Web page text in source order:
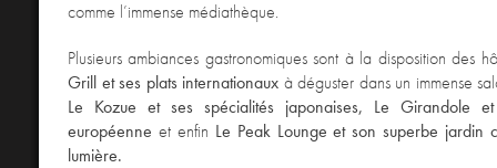
comme l’immense médiathèque.
Plusieurs ambiances gastronomiques sont à la disposition des
Grill et ses plats internationaux à déguster dans un immense
Le Kozue et ses spécialités japonaises, Le Girandole
européenne et enfin Le Peak Lounge et son superbe jardin
lumière.